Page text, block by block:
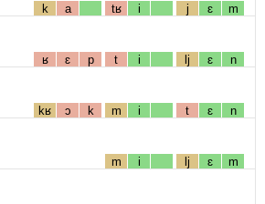
k a tʁ i j ɛ m
ʁ ɛ p t i lj ɛ n
kʁ ɔ k m i t ɛ n
m i lj ɛ m